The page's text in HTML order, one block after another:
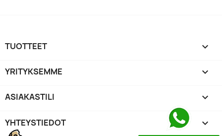
TUOTTEET 
YRITYKSEMME 
ASIAKASTILI 
YHTEYSTIEDOT keyboard_arrow_down